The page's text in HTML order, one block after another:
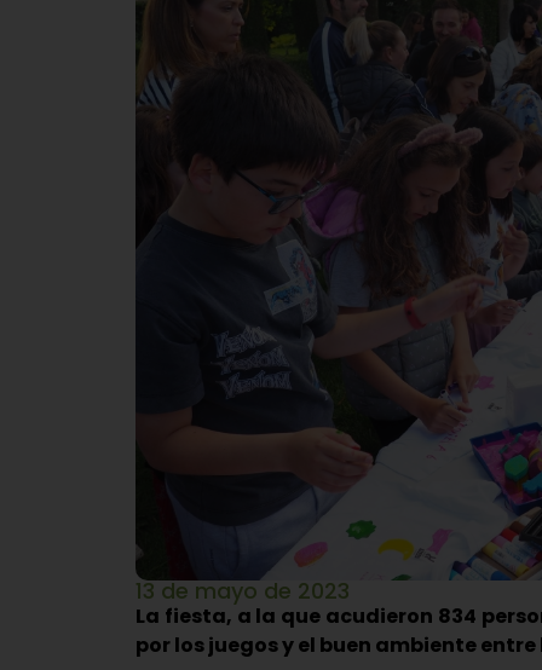
13 de mayo de 2023
La fiesta, a la que acudieron 834
por los juegos y el buen ambiente